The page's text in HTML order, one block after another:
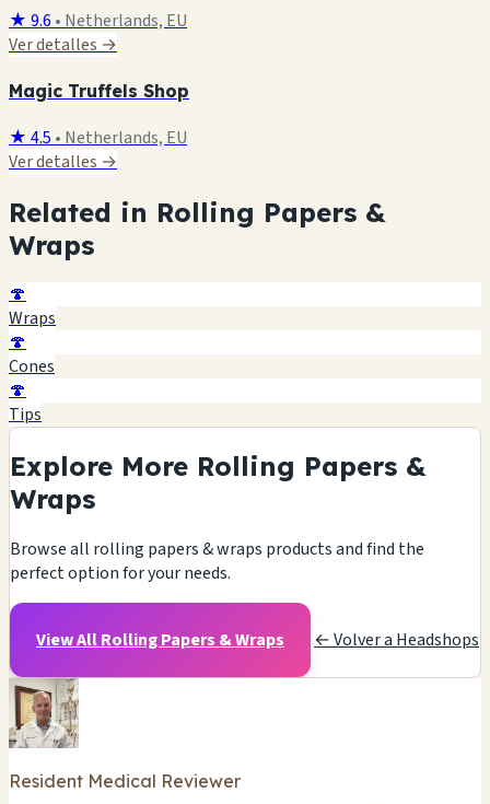
★ 9.6 • Netherlands, EU
Ver detalles →
Magic Truffels Shop
★ 4.5 • Netherlands, EU
Ver detalles →
Related in Rolling Papers &
Wraps
🍄
Wraps
🍄
Cones
🍄
Tips
Explore More Rolling Papers &
Wraps
Browse all rolling papers & wraps products and find the
perfect option for your needs.
View All Rolling Papers & Wraps ← Volver a Headshops
Resident Medical Reviewer